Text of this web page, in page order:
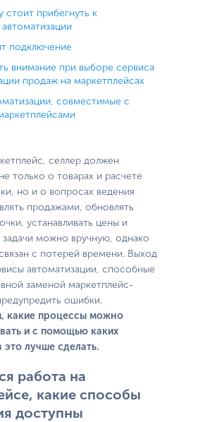
селлер должен
только о товарах и расчете
но и о вопросах ведения
продажами, обновлять
устанавливать цены и
задачи можно вручную, однако
с потерей времени. Выход
автоматизации, способные
заменой маркетплейс-
ошибки.
какие процессы можно
и с помощью каких
это лучше сделать.
работа на
какие способы
доступны
стоит прибегнуть к
подключение
внимание при выборе сервиса
продаж на маркетплейсах
совместимые с